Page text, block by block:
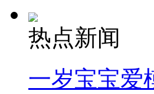
热点新闻
一岁宝宝爱